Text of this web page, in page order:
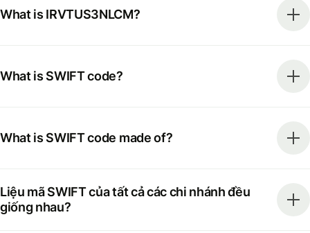
What is IRVTUS3NLCM?
What is SWIFT code?
What is SWIFT code made of?
Liệu mã SWIFT của tất cả các chi nhánh đều
giống nhau?